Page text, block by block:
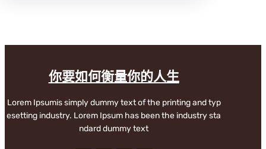
你要如何衡量你的人生
Lorem Ipsumis simply dummy text of the printing and typ
esetting industry. Lorem Ipsum has been the industry sta
ndard dummy text